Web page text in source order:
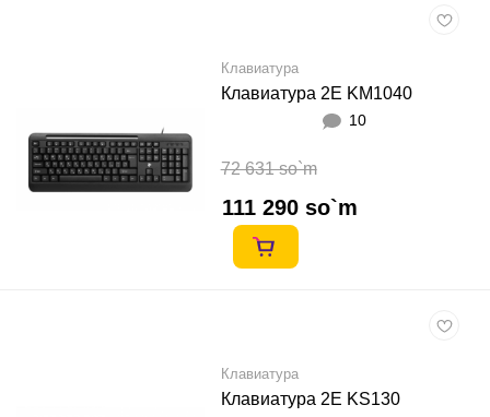
Клавиатура
Клавиатура 2E KM1040
10
72 631 so`m
111 290 so`m
Клавиатура
Клавиатура 2E KS130